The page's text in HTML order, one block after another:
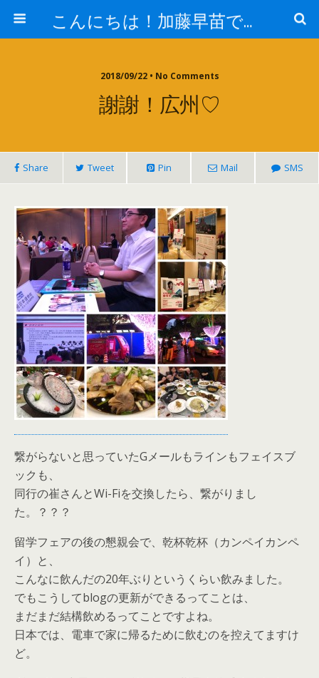
こんにちは！加藤早苗です。
2018/09/22 • No Comments
謝謝！広州♡
Share Tweet Pin Mail SMS
繋がらないと思っていたGメールもラインもフェイスブ
ックも、
同行の崔さんとWi-Fiを交換したら、繋がりまし
た。？？？
留学フェアの後の懇親会で、乾杯乾杯（カンペイカンペ
イ）と、
こんなに飲んだの20年ぶりというくらい飲みました。
でもこうしてblogの更新ができるってことは、
まだまだ結構飲めるってことですよね。
日本では、電車で家に帰るために飲むのを控えてますけ
ど。